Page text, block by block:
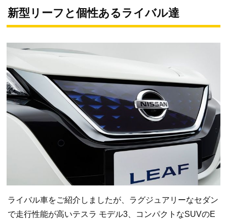
新型リーフと個性あるライバル達
ライバル車をご紹介しましたが、ラグジュアリーなセダン
で走行性能が高いテスラ モデル3、コンパクトなSUVのE